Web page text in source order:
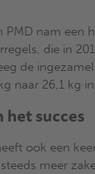
PMD nam een
die in
de
naar 26,1 kg
het succes
ook een
meer